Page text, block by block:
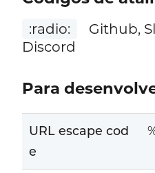
:radio:
Github,
Discord
Para
URL escape cod
e